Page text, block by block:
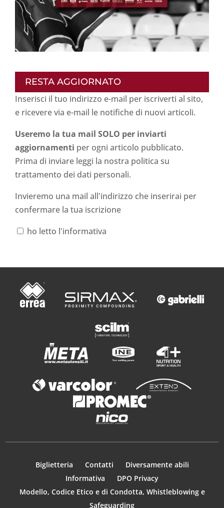
RESTA AGGIORNATO
Inserisci il tuo indirizzo e-mail per iscriverti al sito,
e ricevere via e-mail le notifiche di nuovi articoli.
Useremo la tua mail SOLO per inviarti
aggiornamenti per ogni articolo pubblicato.
Prima di inviare leggi la nostra politica su
trattamento dei dati personali.
Invieremo una mail all'indirizzo che inserirai per
confermare la tua iscrizione
ho letto l'informativa
Biglietteria Contatti
Diversamente abili
Informativa
DPO Privacy
Modello, Codice Etico e di Condotta, Whistleblowing e
Safeguarding